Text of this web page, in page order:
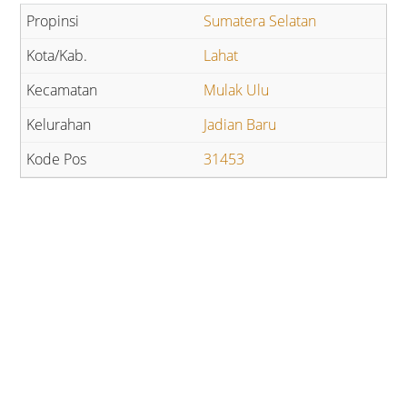
Sumatera Selatan
Lahat
Mulak Ulu
Jadian Baru
31453